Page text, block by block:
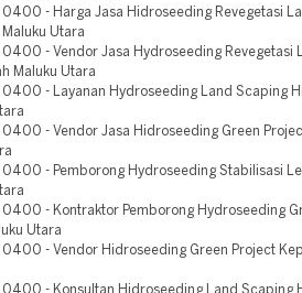
0400 - Harga Jasa Hidroseeding Revegetasi
Utara
0400 - Vendor Jasa Hydroseeding Revegetasi
Maluku Utara
0400 - Layanan Hydroseeding Land Scaping
0400 - Vendor Jasa Hidroseeding Green
0400 - Pemborong Hydroseeding Stabilisasi
0400 - Kontraktor Pemborong Hydroseeding
Utara
0400 - Vendor Hidroseeding Green Project
0400 - Konsultan Hidroseeding Land Scaping